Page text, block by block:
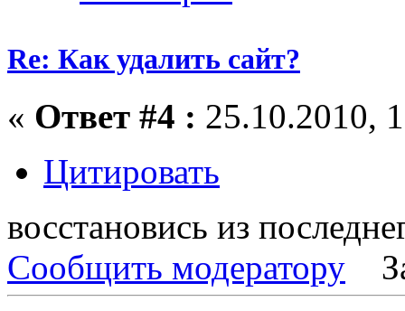
Re: Как удалить сайт?
« Ответ #4 : 25.10.2010,
Цитировать
восстановись из
Сообщить модератору